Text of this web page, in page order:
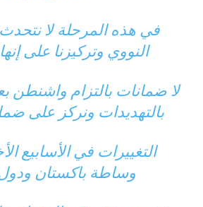
في هذه المرحلة لا
النووي وتركيزنا على
لا ضمانات بالتزام واشنطن
بالتهديدات ونركز على
التغييرات في الأسابيع
وساطة باكستان